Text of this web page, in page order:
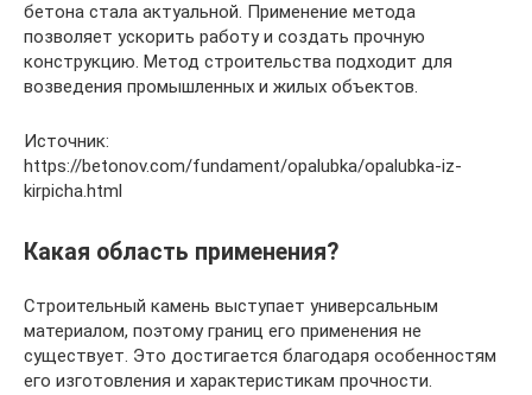
бетона стала актуальной. Применение метода
позволяет ускорить работу и создать прочную
конструкцию. Метод строительства подходит для
возведения промышленных и жилых объектов.
Источник:
https://betonov.com/fundament/opalubka/opalubka-iz-
kirpicha.html
Какая область применения?
Строительный камень выступает универсальным
материалом, поэтому границ его применения не
существует. Это достигается благодаря особенностям
его изготовления и характеристикам прочности.